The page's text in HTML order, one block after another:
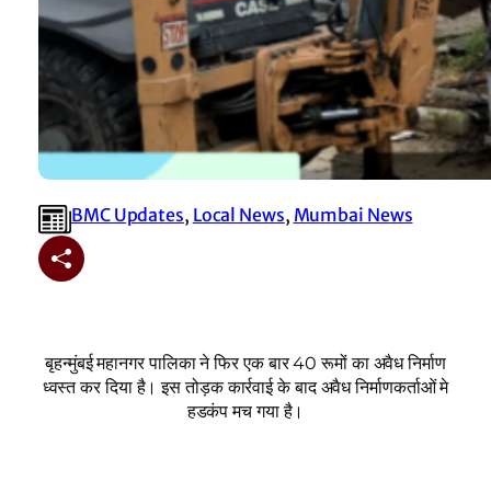
BMC Updates, Local News, Mumbai News
बृहन्मुंबई महानगर पालिका ने फिर एक बार 40 रूमों का अवैध निर्माण
ध्वस्त कर दिया है। इस तोड़क कार्रवाई के बाद अवैध निर्माणकर्ताओं मे
हडकंप मच गया है।